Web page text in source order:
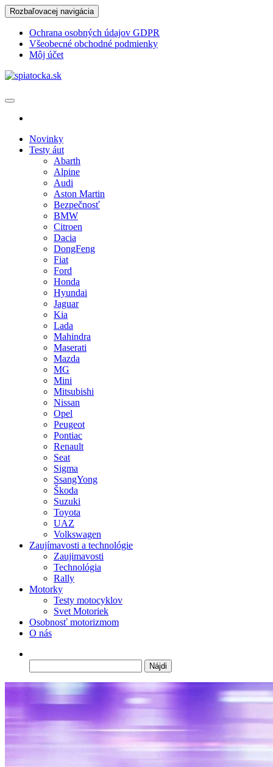
Skip
to
content
Rozbaľovacej navigácia
Ochrana osobných údajov GDPR
Všeobecné obchodné podmienky
Môj účet
Novinky
Testy áut
Abarth
Alpine
Audi
Aston Martin
Bezpečnosť
BMW
Citroen
Dacia
DongFeng
Fiat
Ford
Honda
Hyundai
Jaguar
Kia
Lada
Mahindra
Maserati
Mazda
MG
Mini
Mitsubishi
Nissan
Opel
Peugeot
Pontiac
Renault
Seat
Sigma
SsangYong
Škoda
Suzuki
Toyota
UAZ
Volkswagen
Zaujímavosti a technológie
Zaujimavosti
Technológia
Rally
Motorky
Testy motocyklov
Svet Motoriek
Osobnosť motorizmom
O nás